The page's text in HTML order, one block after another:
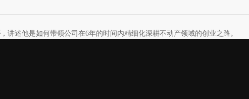
，讲述他是如何带领公司在6年的时间内精细化深耕不动产领域的创业之路。